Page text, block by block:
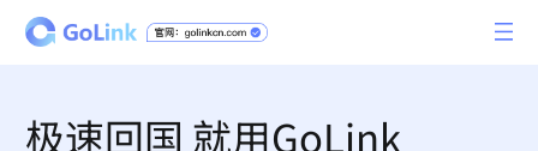
极速回国 就用GoLink